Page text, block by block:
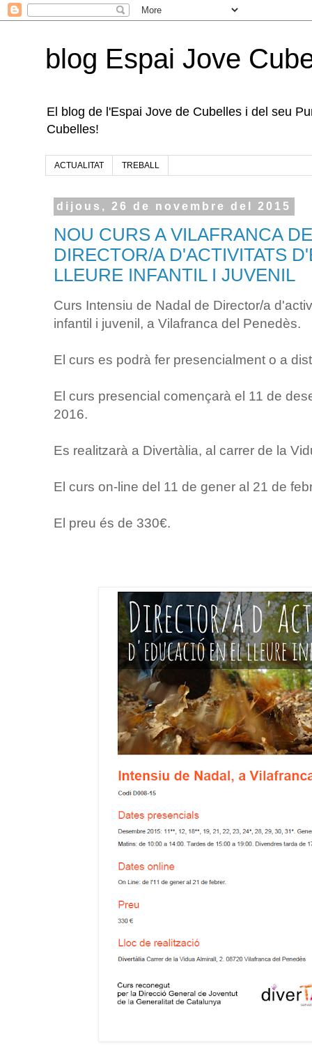
blog Espai Jove
El blog de l'Espai Jove de Cubelles i del seu
Cubelles!
ACTUALITAT TREBALL
dijous, 26 de novembre del 2015
NOU CURS A VILAFRANCA
DIRECTOR/A D'ACTIVITATS
LLEURE INFANTIL I JUVENIL
Curs Intensiu de Nadal de Director/a
infantil i juvenil, a Vilafranca del Penedès.
El curs es podrà fer presencialment o a
El curs presencial començarà el 11 de
2016.
Es realitzarà a Divertàlia, al carrer de la
El curs on-line del 11 de gener al 21 de
El preu és de 330€.